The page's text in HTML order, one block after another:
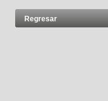
Regresar